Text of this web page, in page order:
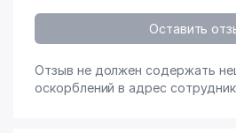
Оставить
Отзыв не должен содержать
оскорблений в адрес